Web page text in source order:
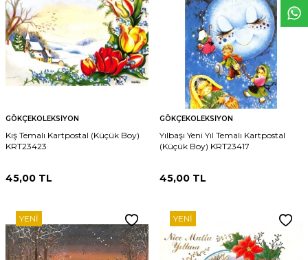
GÖKÇEKOLEKSIYON
Kış Temalı Kartpostal (Küçük Boy)
KRT23423
45,00 TL
GÖKÇEKOLEKSIYON
Yılbaşı Yeni Yıl Temalı Kartpostal
(Küçük Boy) KRT23417
45,00 TL
YENI YENI